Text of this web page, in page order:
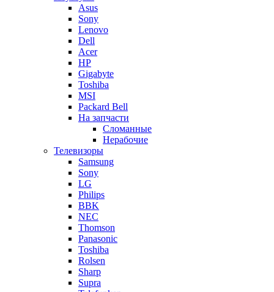
Asus
Sony
Lenovo
Dell
Acer
HP
Gigabyte
Toshiba
MSI
Packard Bell
На запчасти
Сломанные
Нерабочие
Телевизоры
Samsung
Sony
LG
Philips
BBK
NEC
Thomson
Panasonic
Toshiba
Rolsen
Sharp
Supra